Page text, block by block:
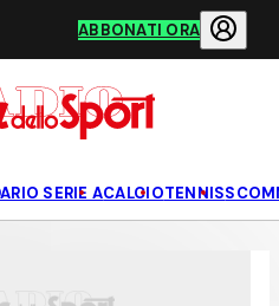
ABBONATI ORA
SERIE ACALCIOTENNIS